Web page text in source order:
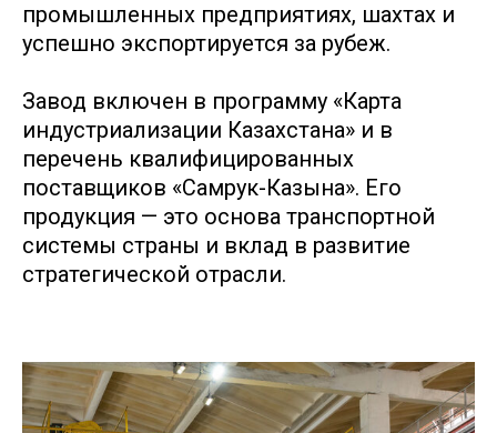
промышленных предприятиях, шахтах и
успешно экспортируется за рубеж.
Завод включен в программу «Карта
индустриализации Казахстана» и в
перечень квалифицированных
поставщиков «Самрук-Казына». Его
продукция — это основа транспортной
системы страны и вклад в развитие
стратегической отрасли.